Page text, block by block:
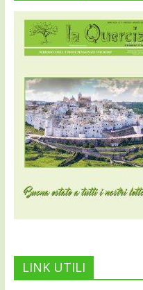
LINK UTILI